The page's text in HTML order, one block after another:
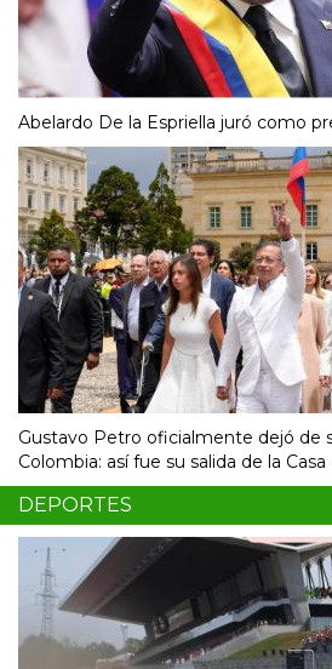
Abelardo De la Espriella juró como
Gustavo Petro oficialmente dejó de
Colombia: así fue su salida de la
DEPORTES